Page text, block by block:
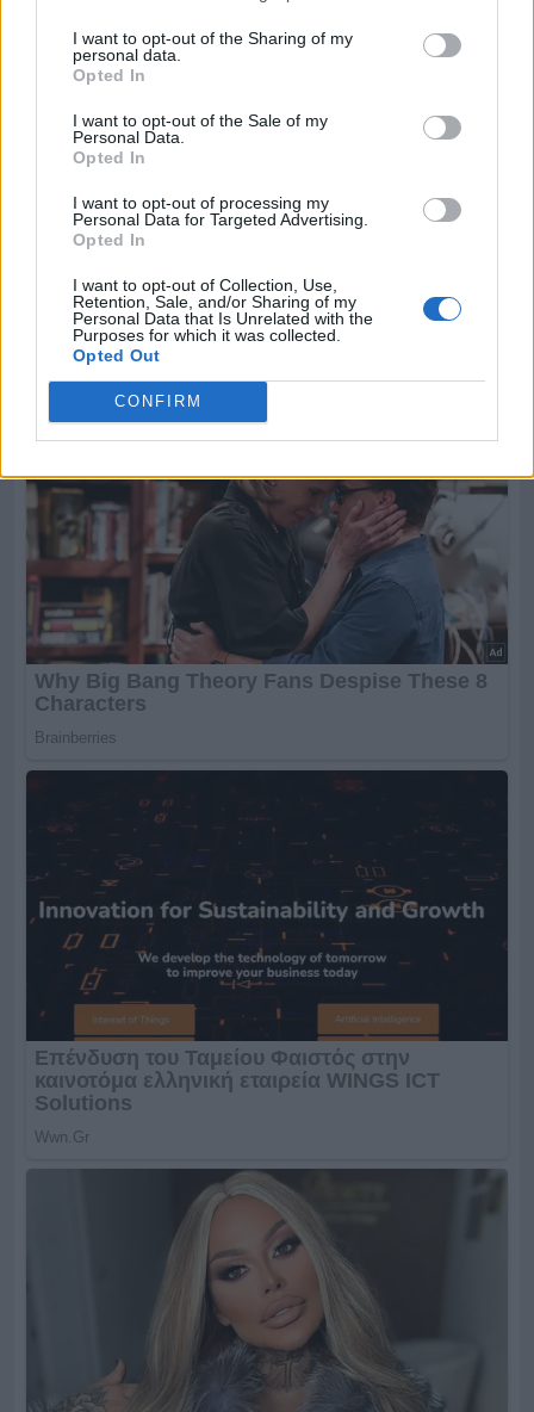
I want to opt-out of the Sharing of my
personal data.
Opted In
I want to opt-out of the Sale of my
Personal Data.
Opted In
I want to opt-out of processing my
Personal Data for Targeted Advertising.
Opted In
I want to opt-out of Collection, Use,
Retention, Sale, and/or Sharing of my
Personal Data that Is Unrelated with the
Purposes for which it was collected.
Opted Out
CONFIRM